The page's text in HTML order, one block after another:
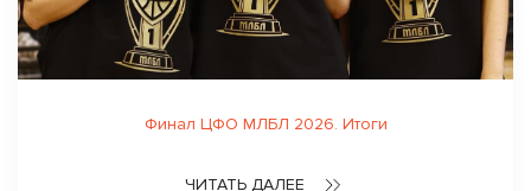
Финал ЦФО МЛБЛ 2026. Итоги
ЧИТАТЬ ДАЛЕЕ